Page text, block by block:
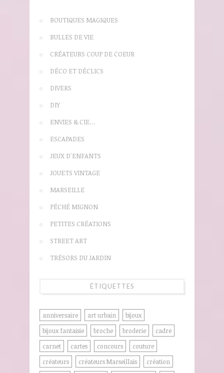
BOUTIQUES MAGIQUES
BULLES DE VIE
CRÉATEURS COUP DE COEUR
DÉCO ET DÉCLICS
DIVERS
DIY
ENVIES & CIE…
ESCAPADES
JEUX D'ENFANTS
JOUETS VINTAGE
MARSEILLE
PÉCHÉ MIGNON
PETITES CRÉATIONS
STREET ART
TRÉSORS DU JARDIN
ÉTIQUETTES
anniversaire art urbain
bijoux
bijoux fantaisie
broche broderie
cadre
carnet
cartes concours
couture
créateurs
créateurs Marseillais création